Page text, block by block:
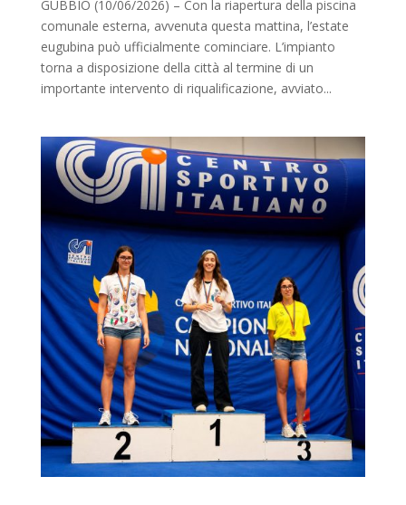
GUBBIO (10/06/2026) – Con la riapertura della piscina
comunale esterna, avvenuta questa mattina, l’estate
eugubina può ufficialmente cominciare. L’impianto
torna a disposizione della città al termine di un
importante intervento di riqualificazione, avviato...